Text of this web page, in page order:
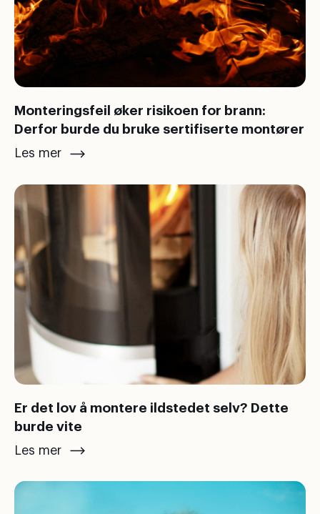
Monteringsfeil øker risikoen for brann:
Derfor burde du bruke sertifiserte montører
Les mer
Er det lov å montere ildstedet selv? Dette
burde vite
Les mer